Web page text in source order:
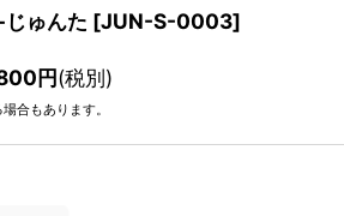
ゅんた [JUN-S-0003]
円(税別)
合もあります。